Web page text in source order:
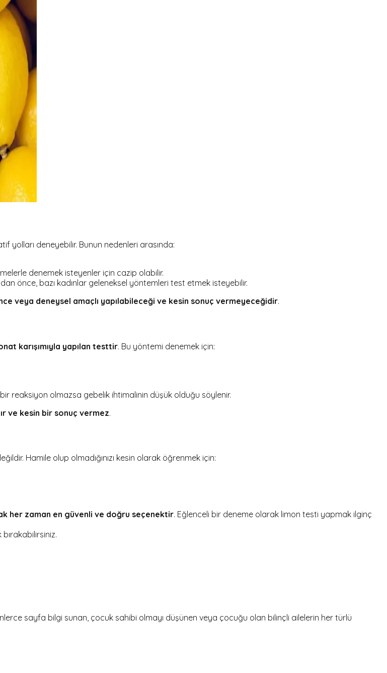
deneyebilir. Bunun nedenleri arasında:
denemek isteyenler için cazip olabilir.
önce, bazı kadınlar geleneksel yöntemleri test etmek isteyebilir.
veya deneysel amaçlı yapılabileceği ve kesin sonuç vermeyeceğidir.
karışımıyla yapılan testtir. Bu yöntemi denemek için:
reaksiyon olmazsa gebelik ihtimalinin düşük olduğu söylenir.
ve kesin bir sonuç vermez.
Hamile olup olmadığınızı kesin olarak öğrenmek için:
her zaman en güvenli ve doğru seçenektir. Eğlenceli bir deneme olarak limon testi yapmak ilginç
sayfa bilgi sunan, çocuk sahibi olmayı düşünen veya çocuğu olan bilinçli ailelerin her türlü